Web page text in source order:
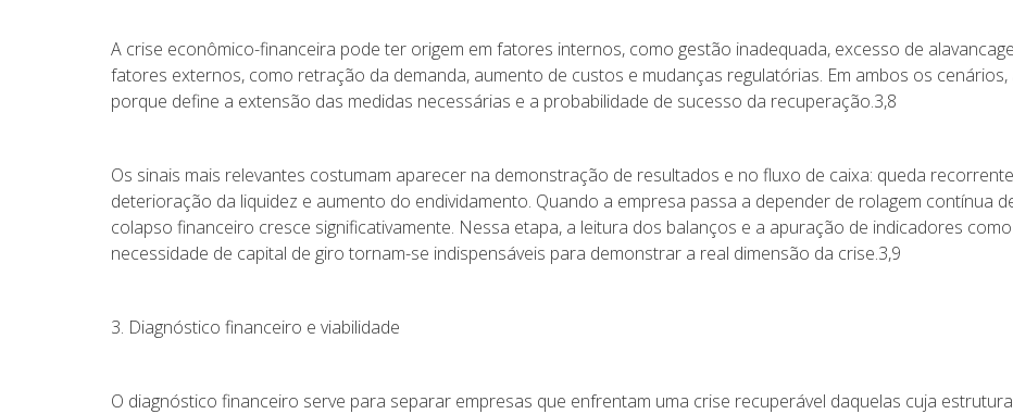
A crise econômico-financeira pode ter origem em fatores internos, como gestão inadequada, excesso de
fatores externos, como retração da demanda, aumento de custos e mudanças regulatórias. Em ambos os
porque define a extensão das medidas necessárias e a probabilidade de sucesso da recuperação.3,8
Os sinais mais relevantes costumam aparecer na demonstração de resultados e no fluxo de caixa: queda
deterioração da liquidez e aumento do endividamento. Quando a empresa passa a depender de rolagem contínua
colapso financeiro cresce significativamente. Nessa etapa, a leitura dos balanços e a apuração de indicadores
necessidade de capital de giro tornam-se indispensáveis para demonstrar a real dimensão da crise.3,9
3. Diagnóstico financeiro e viabilidade
O diagnóstico financeiro serve para separar empresas que enfrentam uma crise recuperável daquelas cuja